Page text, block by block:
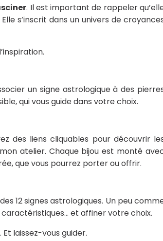
. Il est important de rappeler
s’inscrit dans un univers de
un signe astrologique à des
qui vous guide dans votre choix.
des liens cliquables pour découvrir
atelier. Chaque bijou est monté
que vous pourrez porter ou offrir.
12 signes astrologiques. Un peu
et affiner votre choix.
laissez-vous guider.